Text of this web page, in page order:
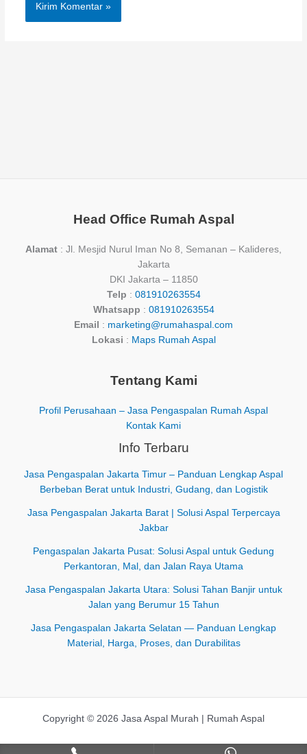
Head Office Rumah Aspal
Alamat : Jl. Mesjid Nurul Iman No 8, Semanan – Kalideres,
Jakarta
DKI Jakarta – 11850
Telp : 081910263554
Whatsapp : 081910263554
Email
: marketing@rumahaspal.com
Lokasi : Maps Rumah Aspal
Tentang Kami
Profil Perusahaan – Jasa Pengaspalan Rumah Aspal
Kontak Kami
Info Terbaru
Jasa Pengaspalan Jakarta Timur – Panduan Lengkap Aspal
Berbeban Berat untuk Industri, Gudang, dan Logistik
Jasa Pengaspalan Jakarta Barat | Solusi Aspal Terpercaya
Jakbar
Pengaspalan Jakarta Pusat: Solusi Aspal untuk Gedung
Perkantoran, Mal, dan Jalan Raya Utama
Jasa Pengaspalan Jakarta Utara: Solusi Tahan Banjir untuk
Jalan yang Berumur 15 Tahun
Jasa Pengaspalan Jakarta Selatan — Panduan Lengkap
Material, Harga, Proses, dan Durabilitas
Copyright © 2026 Jasa Aspal Murah | Rumah Aspal